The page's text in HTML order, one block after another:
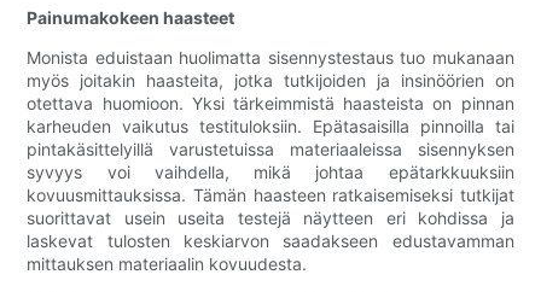
Painumakokeen haasteet
Monista eduistaan ​​huolimatta sisennystestaus tuo mukanaan
myös joitakin haasteita, jotka tutkijoiden ja insinöörien on
otettava huomioon. Yksi tärkeimmistä haasteista on pinnan
karheuden vaikutus testituloksiin. Epätasaisilla pinnoilla tai
pintakäsittelyillä varustetuissa materiaaleissa sisennyksen
syvyys voi vaihdella, mikä johtaa epätarkkuuksiin
kovuusmittauksissa. Tämän haasteen ratkaisemiseksi tutkijat
suorittavat usein useita testejä näytteen eri kohdissa ja
laskevat tulosten keskiarvon saadakseen edustavamman
mittauksen materiaalin kovuudesta.